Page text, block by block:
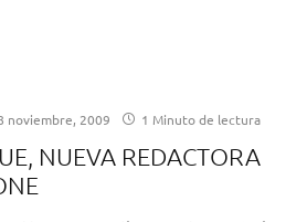
noviembre, 2009 1 Minuto de lectura
NUEVA REDACTORA